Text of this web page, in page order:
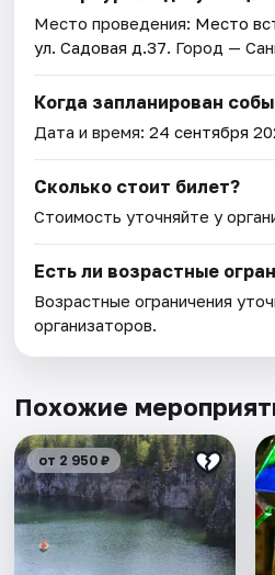
Место проведения: Место
ул. Садовая д.37. Город —
Когда запланирован
Дата и время:24 сентября
Сколько стоит билет?
Стоимость уточняйте у
Есть ли возрастные
Возрастные ограничения
организаторов.
Похожие
от 2 950 ₽